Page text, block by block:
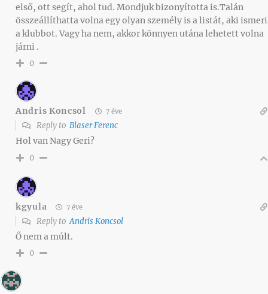
első, ott segít, ahol tud. Mondjuk bizonyította is.Talán
összeállíthatta volna egy olyan személy is a listát, aki ismeri
a klubbot. Vagy ha nem, akkor könnyen utána lehetett volna
járni .
0
Andris Koncsol 7 éve
Reply to Blaser Ferenc
Hol van Nagy Geri?
0
kgyula 7 éve
Reply toAndris Koncsol
Ő nem a múlt.
0